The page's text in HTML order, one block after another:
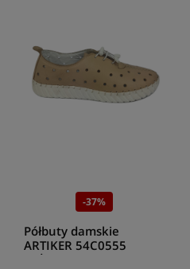
-37%
Półbuty damskie
ARTIKER 54C0555
BEŻOWY